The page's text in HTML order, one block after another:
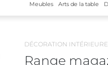
Meubles Arts de la table
DÉCORATION INTÉRIEURE
Range